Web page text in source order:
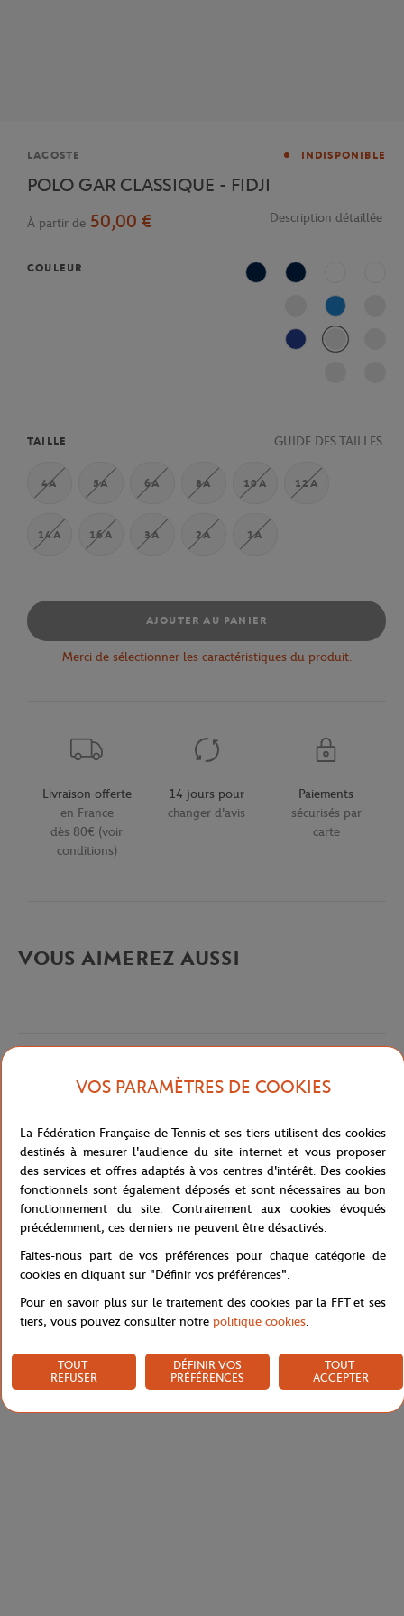
Marque
LACOSTE INDISPONIBLE
POLO GAR CLASSIQUE - FIDJI
À partir de 50,00 € Description détaillée
COULEUR
Marine Bleu Marine
L99
Marine
TAILLE GUIDE DES TAILLES
4A 5A 6A 8A 10A 12A
14A 16A 3A 2A 1A
AJOUTER AU PANIER
Merci de sélectionner les caractéristiques du produit.
Livraison offerte
en France
dès 80€ (voir
conditions)
14 jours pour
changer d'avis
Paiements
sécurisés par
carte
VOUS AIMEREZ AUSSI
Description détaillée
description-fr_FR
Référence : PJ2909-ZBA
Caractéristiques
Livraison et retours
VOS PARAMÈTRES DE COOKIES
La Fédération Française de Tennis et ses tiers utilisent des cookies
destinés à mesurer l'audience du site internet et vous proposer
des services et offres adaptés à vos centres d'intérêt. Des cookies
fonctionnels sont également déposés et sont nécessaires au bon
fonctionnement du site. Contrairement aux cookies évoqués
précédemment, ces derniers ne peuvent être désactivés.
Faites-nous part de vos préférences pour chaque catégorie de
cookies en cliquant sur "Définir vos préférences".
Pour en savoir plus sur le traitement des cookies par la FFT et ses
tiers, vous pouvez consulter notre politique cookies.
TOUT
REFUSER
DÉFINIR VOS
PRÉFÉRENCES
TOUT
ACCEPTER